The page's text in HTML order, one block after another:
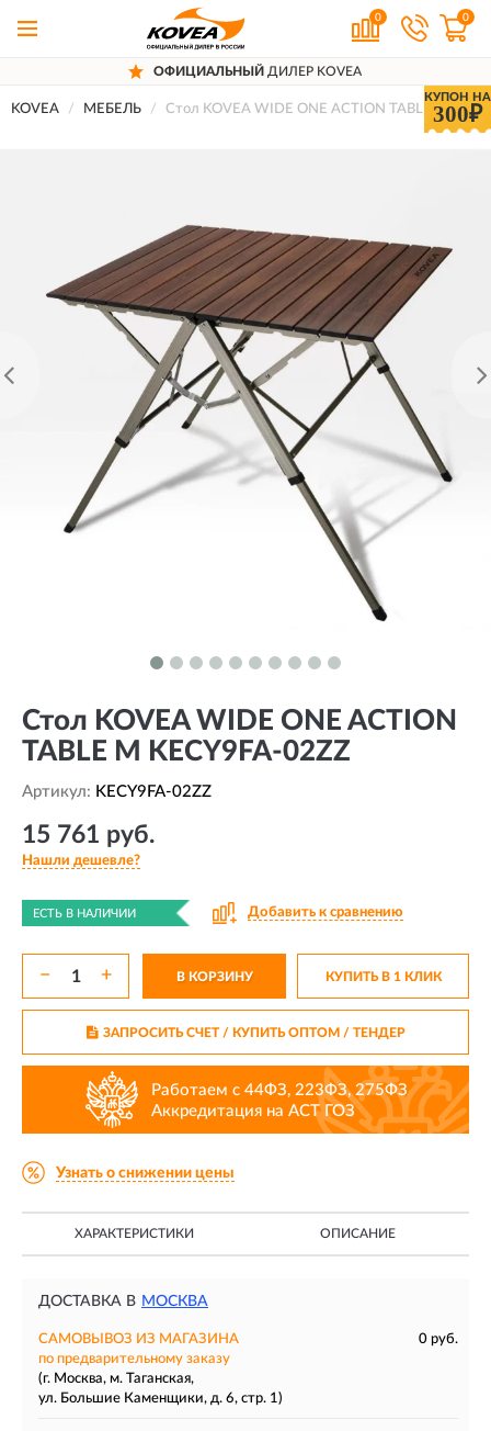
0 0
ОФИЦИАЛЬНЫЙ ДИЛЕР KOVEA
КУПОН НА
300₽
KOVEA МЕБЕЛЬ Стол KOVEA WIDE ONE ACTION TABLE M
Стол KOVEA WIDE ONE ACTION
TABLE M KECY9FA-02ZZ
Артикул: KECY9FA-02ZZ
15 761 руб.
Нашли дешевле?
ЕСТЬ В НАЛИЧИИ Добавить к сравнению
− + В КОРЗИНУ КУПИТЬ В 1 КЛИК
ЗАПРОСИТЬ СЧЕТ / КУПИТЬ ОПТОМ/ ТЕНДЕР
Работаем с 44ФЗ, 223ФЗ, 275ФЗ
Аккредитация на АСТ ГОЗ
Узнать о снижении цены
ХАРАКТЕРИСТИКИ ОПИСАНИЕ
ДОСТАВКА В МОСКВА
САМОВЫВОЗ ИЗ МАГАЗИНА
0 руб.
по предварительному заказу
(г. Москва, м. Таганская,
ул. Большие Каменщики, д. 6, стр. 1)